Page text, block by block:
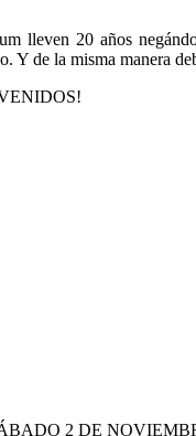
lleven 20 años
de la misma manera